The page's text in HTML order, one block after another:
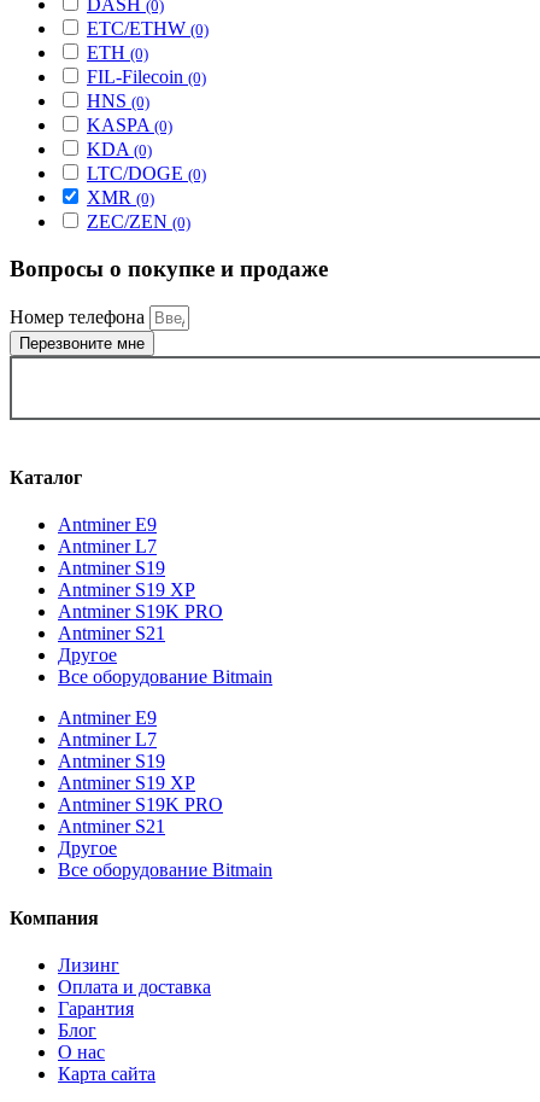
DASH (0)
ETC/ETHW (0)
ETH (0)
FIL-Filecoin (0)
HNS (0)
KASPA (0)
KDA (0)
LTC/DOGE (0)
XMR (0)
ZEC/ZEN (0)
Вопросы о покупке и продаже
Номер телефона
Перезвоните мне
Каталог
Antminer E9
Antminer L7
Antminer S19
Antminer S19 XP
Antminer S19K PRO
Antminer S21
Другое
Все оборудование Bitmain
Antminer E9
Antminer L7
Antminer S19
Antminer S19 XP
Antminer S19K PRO
Antminer S21
Другое
Все оборудование Bitmain
Компания
Лизинг
Оплата и доставка
Гарантия
Блог
О нас
Карта сайта